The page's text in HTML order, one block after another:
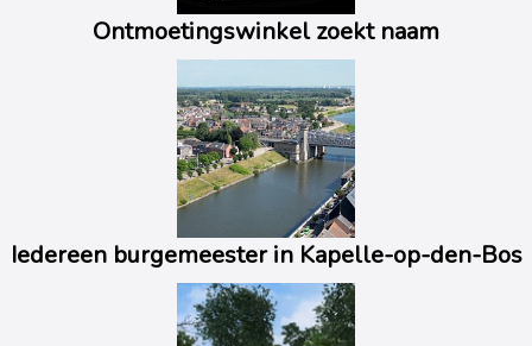
Ontmoetingswinkel zoekt naam
Iedereen burgemeester in Kapelle-op-den-Bos